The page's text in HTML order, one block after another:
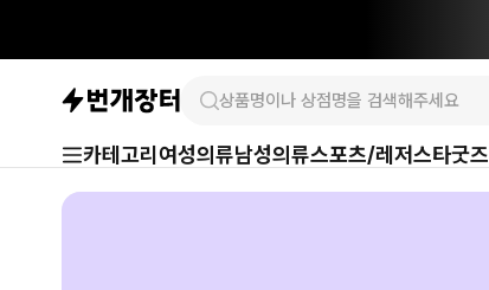
카테고리 여성의류남성의류스포츠/레저스타굿즈